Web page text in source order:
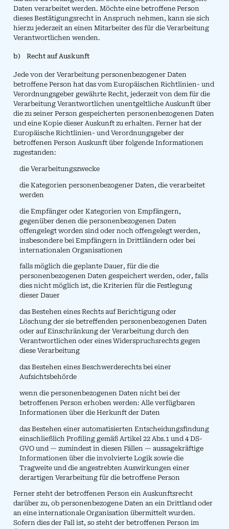
Daten verarbeitet werden. Möchte eine betroffene Person
dieses Bestätigungsrecht in Anspruch nehmen, kann sie sich
hierzu jederzeit an einen Mitarbeiter des für die Verarbeitung
Verantwortlichen wenden.
b) Recht auf Auskunft
Jede von der Verarbeitung personenbezogener Daten
betroffene Person hat das vom Europäischen Richtlinien- und
Verordnungsgeber gewährte Recht, jederzeit von dem für die
Verarbeitung Verantwortlichen unentgeltliche Auskunft über
die zu seiner Person gespeicherten personenbezogenen Daten
und eine Kopie dieser Auskunft zu erhalten. Ferner hat der
Europäische Richtlinien- und Verordnungsgeber der
betroffenen Person Auskunft über folgende Informationen
zugestanden:
die Verarbeitungszwecke
die Kategorien personenbezogener Daten, die verarbeitet
werden
die Empfänger oder Kategorien von Empfängern,
gegenüber denen die personenbezogenen Daten
offengelegt worden sind oder noch offengelegt werden,
insbesondere bei Empfängern in Drittländern oder bei
internationalen Organisationen
falls möglich die geplante Dauer, für die die
personenbezogenen Daten gespeichert werden, oder, falls
dies nicht möglich ist, die Kriterien für die Festlegung
dieser Dauer
das Bestehen eines Rechts auf Berichtigung oder
Löschung der sie betreffenden personenbezogenen Daten
oder auf Einschränkung der Verarbeitung durch den
Verantwortlichen oder eines Widerspruchsrechts gegen
diese Verarbeitung
das Bestehen eines Beschwerderechts bei einer
Aufsichtsbehörde
wenn die personenbezogenen Daten nicht bei der
betroffenen Person erhoben werden: Alle verfügbaren
Informationen über die Herkunft der Daten
das Bestehen einer automatisierten Entscheidungsfindung
einschließlich Profiling gemäß Artikel 22 Abs.1 und 4 DS-
GVO und — zumindest in diesen Fällen — aussagekräftige
Informationen über die involvierte Logik sowie die
Tragweite und die angestrebten Auswirkungen einer
derartigen Verarbeitung für die betroffene Person
Ferner steht der betroffenen Person ein Auskunftsrecht
darüber zu, ob personenbezogene Daten an ein Drittland oder
an eine internationale Organisation übermittelt wurden.
Sofern dies der Fall ist, so steht der betroffenen Person im